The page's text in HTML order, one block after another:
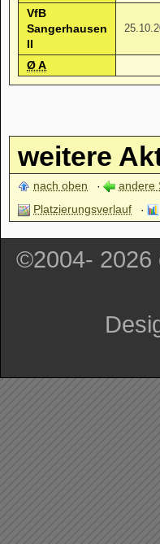
VfB
Sangerhausen
II
Ø A
weitere
nach oben andere
Platzierungsverlauf
©2004-